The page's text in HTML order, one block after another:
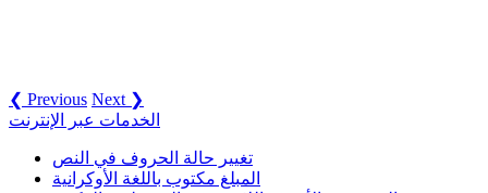
❮ Previous Next ❯
الخدمات عبر الإنترنت
تغيير حالة الحروف في النص
المبلغ مكتوب باللغة الأوكرانية